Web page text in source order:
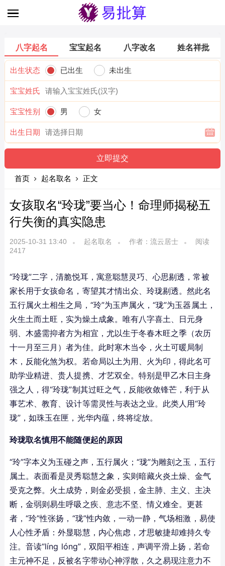
八字起名 宝宝起名 八字改名 姓名祥批
出生状态 已出生 未出生
宝宝姓氏
宝宝性别 男 女
出生日期
首页 起名取名 正文
女孩取名“玲珑”要当心！命理师揭秘五
行失衡的真实隐患
2025-10-31 13:40 起名取名 作者：流云居士
阅读
2417
“玲珑”二字，清脆悦耳，寓意聪慧灵巧、心思剔透，常被
家长用于女孩命名，寄望其才情出众、玲珑剔透。然此名
五行属火土相生之局，“玲”为玉声属火，“珑”为玉器属土，
火生土而土旺，实为燥土成象。唯有八字喜土、日元身
弱、木盛需抑者方为相宜，尤以生于冬春木旺之季（农历
十一月至三月）者为佳。此时寒木当令，火土可暖局制
木，反能化煞为权。若命局以土为用、火为印，得此名可
助学业精进、贵人提携、才艺双全。特别是甲乙木日主身
强之人，得“玲珑”制其过旺之气，反能收敛锋芒，利于从
事艺术、教育、设计等需灵性与表达之业。此类人用“玲
珑”，如珠玉在匣，光华内蕴，终将绽放。
玲珑取名慎用不能随便起的原因
“玲”字本义为玉碰之声，五行属火；“珑”为雕刻之玉，五行
属土。表面看是灵秀聪慧之象，实则暗藏火炎土燥、金气
受克之弊。火土成势，则金必受损，金主肺、主义、主决
断，金弱则易生呼吸之疾、意志不坚、情义难全。更甚
者，“玲”性张扬，“珑”性内敛，一动一静，气场相激，易使
人心性矛盾：外显聪慧，内心焦虑，才思敏捷却难持久专
注。音读“líng lóng”，双阳平相连，声调平滑上扬，若命
主元神不足，反被名字带动心神浮散，久之易现注意力不